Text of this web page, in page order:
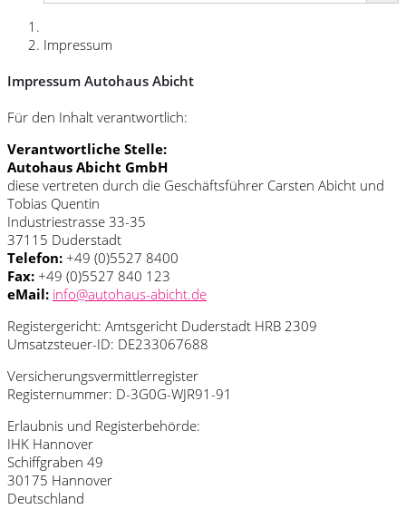
Impressum
Impressum Autohaus Abicht
Für den Inhalt verantwortlich:
Verantwortliche Stelle:
Autohaus Abicht GmbH
diese vertreten durch die Geschäftsführer Carsten Abicht und
Tobias Quentin
Industriestrasse 33-35
37115 Duderstadt
Telefon: +49 (0)5527 8400
Fax: +49 (0)5527 840 123
eMail: info@autohaus-abicht.de
Registergericht: Amtsgericht Duderstadt HRB 2309
Umsatzsteuer-ID: DE233067688
Versicherungsvermittlerregister
Registernummer: D-3G0G-WJR91-91
Erlaubnis und Registerbehörde:
IHK Hannover
Schiffgraben 49
30175 Hannover
Deutschland